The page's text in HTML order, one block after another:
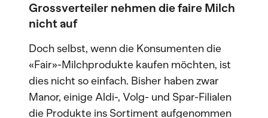
Grossverteiler nehmen die faire Milch
nicht auf
Doch selbst, wenn die Konsumenten die
«Fair»-Milchprodukte kaufen möchten, ist
dies nicht so einfach. Bisher haben zwar
Manor, einige Aldi-, Volg- und Spar-Filialen
die Produkte ins Sortiment aufgenommen